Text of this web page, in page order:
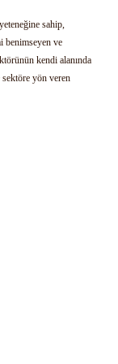
sahip,
benimseyen ve
kendi alanında
yön veren